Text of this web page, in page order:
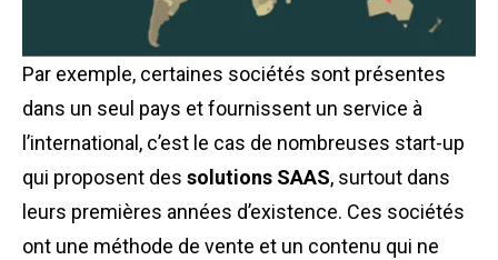
Par exemple, certaines sociétés sont présentes
dans un seul pays et fournissent un service à
l’international, c’est le cas de nombreuses start-up
qui proposent des solutions SAAS, surtout dans
leurs premières années d’existence. Ces sociétés
ont une méthode de vente et un contenu qui ne